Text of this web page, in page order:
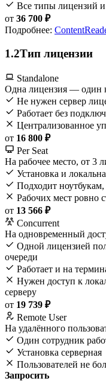
Все типы лицензий и
от 36 700 ₽
Подробнее:
1.2Тип лицензии
Standalone
Одна лицензия — один
Не нужен сервер
Работает без
Централизованное
от 16 800 ₽
Per Seat
На рабочее место, от 3
Установка и
Подходит
Рабочих мест ровно
от 13 566 ₽
Concurrent
На одновременный
Одной лицензией
очереди
Работает и на
Нужен доступ к
серверу
от 19 739 ₽
Remote User
На удалённого
Один сотрудник
Установка серверная
Пользователей не
Запросить